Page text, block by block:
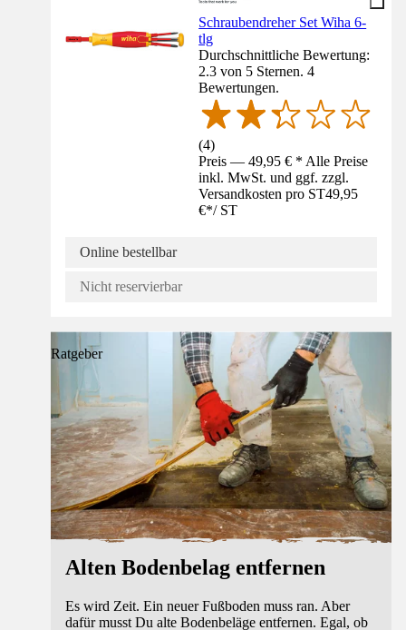
Schraubendreher Set Wiha 6-
tlg
Durchschnittliche Bewertung:
2.3 von 5 Sternen. 4
Bewertungen.
(4)
Preis — 49,95 € * Alle Preise
inkl. MwSt. und ggf. zzgl.
Versandkosten pro ST49,95
€*/ ST
Online bestellbar
Nicht reservierbar
Ratgeber
Alten Bodenbelag entfernen
Es wird Zeit. Ein neuer Fußboden muss ran. Aber
dafür musst Du alte Bodenbeläge entfernen. Egal, ob